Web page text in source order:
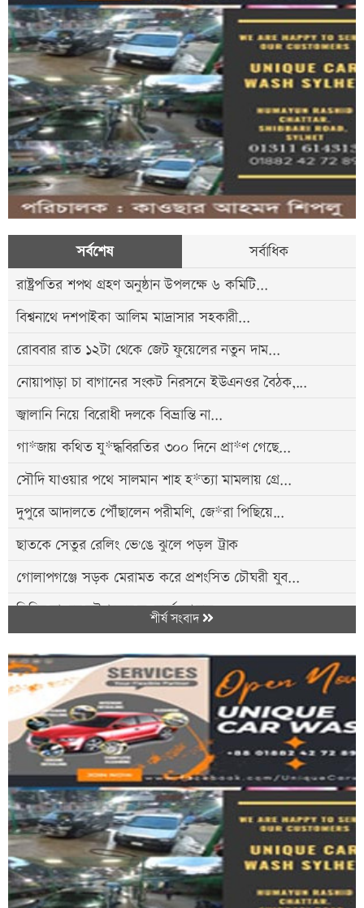
সর্বশেষ
সর্বাধিক
রাষ্ট্রপতির শপথ গ্রহণ অনুষ্ঠান উপলক্ষে ৬ কমিটি...
বিশ্বনাথে দশপাইকা আলিম মাদ্রাসার সহকারী...
রোববার রাত ১২টা থেকে জেট ফুয়েলের নতুন দাম...
নোয়াপাড়া চা বাগানের সংকট নিরসনে ইউএনওর বৈঠক,...
জ্বালানি নিয়ে বিরোধী দলকে বিভ্রান্তি না...
গা*জায় কথিত যু*দ্ধবিরতির ৩০০ দিনে প্রা*ণ গেছে...
সৌদি যাওয়ার পথে সালমান শাহ হ*ত্যা মামলায় গ্রে...
দুপুরে আদালতে পৌঁছালেন পরীমণি, জে*রা পিছিয়ে...
ছাতকে সেতুর রেলিং ভে'ঙে ঝুলে পড়ল ট্রাক
গোলাপগঞ্জে সড়ক মেরামত করে প্রশংসিত চৌঘরী যুব...
ডিবির হাওরে দুইপক্ষের সং'ঘর্ষে আ'হত ৮
সিলেটে হা'মের উপসর্গে আরও ৩ জনের মৃ'ত্যু
সিলেট বিভাগে বৃষ্টির আভাস
জগন্নাথপুরে ২৫ কোটি টাকার ৫ সেতুর কাজ অ*নিশ্চিত
শীর্ষ সংবাদ